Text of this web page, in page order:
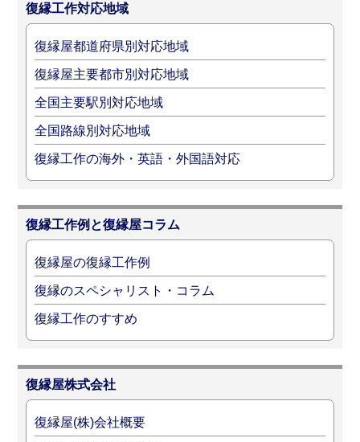
復縁工作対応地域
復縁屋都道府県別対応地域
復縁屋主要都市別対応地域
全国主要駅別対応地域
全国路線別対応地域
復縁工作の海外・英語・外国語対応
復縁工作例と復縁屋コラム
復縁屋の復縁工作例
復縁のスペシャリスト・コラム
復縁工作のすすめ
復縁屋株式会社
復縁屋(株)会社概要